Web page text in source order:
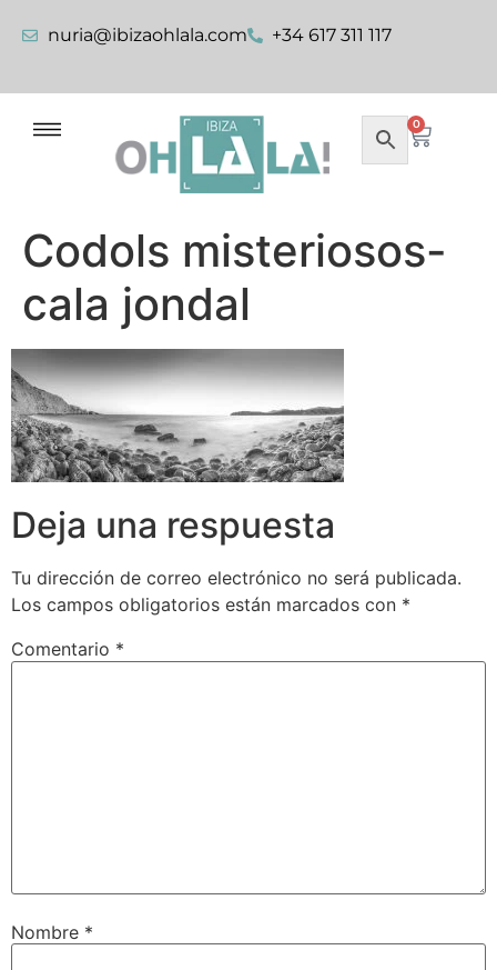
nuria@ibizaohlala.com +34 617 311 117
0
Codols misteriosos-
cala jondal
Deja una respuesta
Tu dirección de correo electrónico no será publicada.
Los campos obligatorios están marcados con *
Comentario *
Nombre *